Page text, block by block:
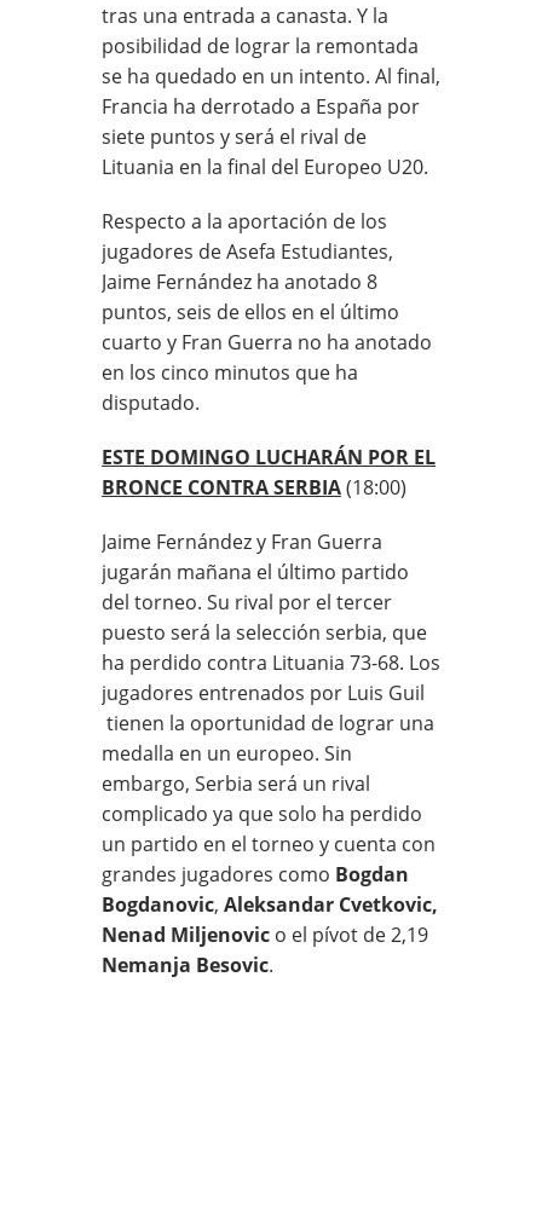
tras una entrada a canasta. Y la
posibilidad de lograr la remontada
se ha quedado en un intento. Al final,
Francia ha derrotado a España por
siete puntos y será el rival de
Lituania en la final del Europeo U20.
Respecto a la aportación de los
jugadores de Asefa Estudiantes,
Jaime Fernández ha anotado 8
puntos, seis de ellos en el último
cuarto y Fran Guerra no ha anotado
en los cinco minutos que ha
disputado.
ESTE DOMINGO LUCHARÁN POR EL
BRONCE CONTRA SERBIA(18:00)
Jaime Fernández y Fran Guerra
jugarán mañana el último partido
del torneo. Su rival por el tercer
puesto será la selección serbia, que
ha perdido contra Lituania 73-68. Los
jugadores entrenados por Luis Guil
tienen la oportunidad de lograr una
medalla en un europeo. Sin
embargo, Serbia será un rival
complicado ya que solo ha perdido
un partido en el torneo y cuenta con
grandes jugadores como Bogdan
Bogdanovic, Aleksandar Cvetkovic,
Nenad Miljenovic o el pívot de 2,19
Nemanja Besovic.